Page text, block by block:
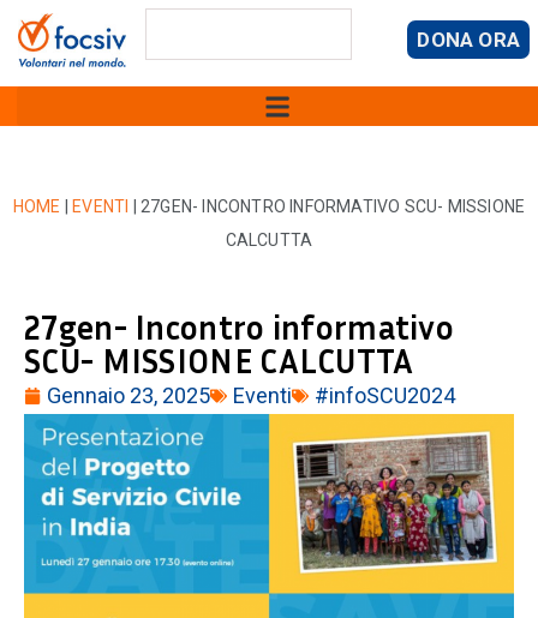
DONA ORA
HOME EVENTI
27GEN- INCONTRO INFORMATIVO SCU- MISSIONE
CALCUTTA
27gen- Incontro informativo
SCU- MISSIONE CALCUTTA
Gennaio 23, 2025 Eventi #infoSCU2024